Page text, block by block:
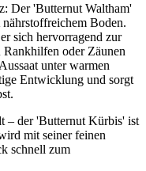
Der 'Butternut Waltham'
Boden.
sich hervorragend zur
oder Zäunen
unter warmen
Entwicklung und sorgt
– der 'Butternut Kürbis' ist
mit seiner feinen
schnell zum